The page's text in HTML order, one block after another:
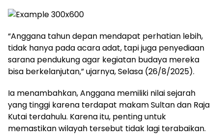
“Anggana tahun depan mendapat perhatian lebih,
tidak hanya pada acara adat, tapi juga penyediaan
sarana pendukung agar kegiatan budaya mereka
bisa berkelanjutan,” ujarnya, Selasa (26/8/2025).
Ia menambahkan, Anggana memiliki nilai sejarah
yang tinggi karena terdapat makam Sultan dan Raja
Kutai terdahulu. Karena itu, penting untuk
memastikan wilayah tersebut tidak lagi terabaikan.